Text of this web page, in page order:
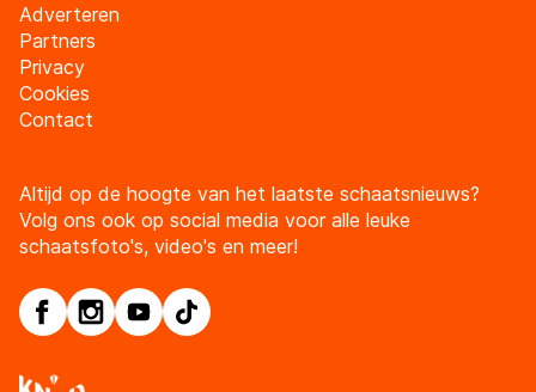
Adverteren
Partners
Privacy
Cookies
Contact
Altijd op de hoogte van het laatste schaatsnieuws?
Volg ons ook op social media voor alle leuke
schaatsfoto's, video's en meer!